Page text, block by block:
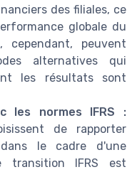
des filiales, ce
globale du
cependant, peuvent
alternatives qui
les résultats sont
les normes IFRS :
de rapporter
le cadre d'une
transition IFRS est